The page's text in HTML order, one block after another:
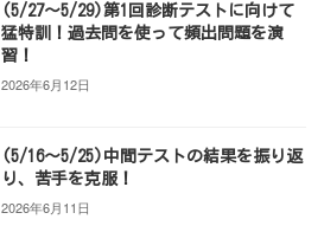
(5/27～5/29)第1回診断テストに向けて
猛特訓！過去問を使って頻出問題を演
習！
2026年6月12日
(5/16～5/25)中間テストの結果を振り返
り、苦手を克服！
2026年6月11日